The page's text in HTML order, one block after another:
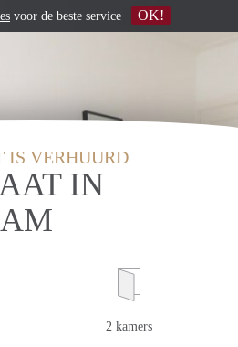
IS VERHUURD
IN
2 kamers
voor de beste service OK!